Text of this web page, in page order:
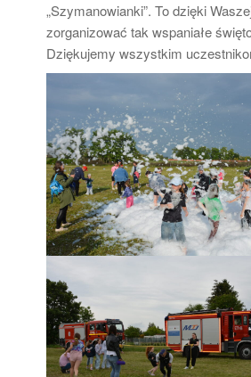
„Szymanowianki”. To dzięki
zorganizować tak wspaniałe
Dziękujemy wszystkim